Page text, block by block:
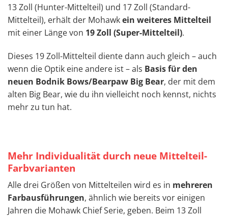
13 Zoll (Hunter-Mittelteil) und 17 Zoll (Standard-
Mittelteil), erhält der Mohawkein weiteres Mittelteil
mit einer Länge von 19 Zoll (Super-Mittelteil).
Dieses 19 Zoll-Mittelteil diente dann auch gleich – auch
wenn die Optik eine andere ist – als Basis für den
neuen Bodnik Bows/Bearpaw Big Bear, der mit dem
alten Big Bear, wie du ihn vielleicht noch kennst, nichts
mehr zu tun hat.
Mehr Individualität durch neue Mittelteil-
Farbvarianten
Alle drei Größen von Mittelteilen wird es in mehreren
Farbausführungen, ähnlich wie bereits vor einigen
Jahren die Mohawk Chief Serie, geben. Beim 13 Zoll